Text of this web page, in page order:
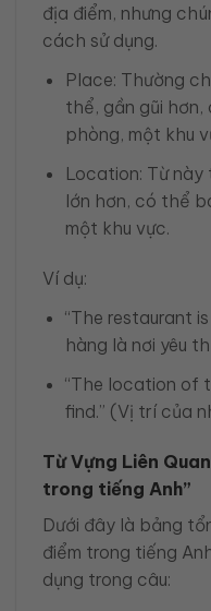
địa điểm, nhưng
cách sử dụng.
Place: Thường
thể, gần gũi
phòng, một khu
Location: Từ
lớn hơn, có thể
một khu vực.
Ví dụ:
“The restaurant
hàng là nơi yêu
“The location of
find.” (Vị trí của
Từ Vựng Liên
trong tiếng Anh”
Dưới đây là bảng
điểm trong tiếng
dụng trong câu: